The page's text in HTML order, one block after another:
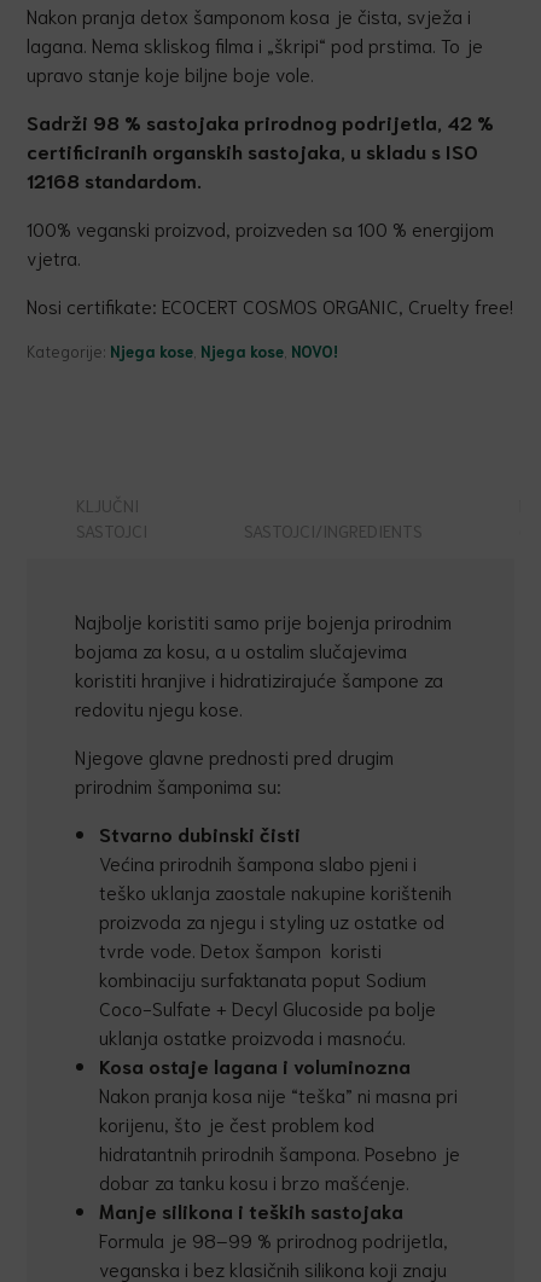
Nakon pranja detox šamponom kosa je čista, svježa i
lagana. Nema skliskog filma i „škripi“ pod prstima. To je
upravo stanje koje biljne boje vole.
Sadrži 98 % sastojaka prirodnog podrijetla, 42 %
certificiranih organskih sastojaka, u skladu s ISO
12168 standardom.
100% veganski proizvod, proizveden sa 100 % energijom
vjetra.
Nosi certifikate: ECOCERT COSMOS ORGANIC, Cruelty free!
Kategorije: Njega kose Njega kose NOVO!
KLJUČNI
SASTOJCI
SASTOJCI/INGREDIENTS
Najbolje koristiti samo prije bojenja prirodnim
bojama za kosu, a u ostalim slučajevima
koristiti hranjive i hidratizirajuće šampone za
redovitu njegu kose.
Njegove glavne prednosti pred drugim
prirodnim šamponima su:
Stvarno dubinskičisti
Većina prirodnih šampona slabo pjeni i
teško uklanja zaostale nakupine korištenih
proizvoda za njegu i styling uz ostatke od
tvrde vode. Detox šampon koristi
kombinaciju surfaktanata poput Sodium
Coco-Sulfate + Decyl Glucoside pa bolje
uklanja ostatke proizvoda i masnoću.
Kosa ostaje lagana i voluminozna
Nakon pranja kosa nije “teška” ni masna pri
korijenu, što je čest problem kod
hidratantnih prirodnih šampona. Posebno je
dobar za tanku kosu i brzo mašćenje.
Manje silikona i teških sastojaka
Formula je 98–99 % prirodnog podrijetla,
veganska i bez klasičnih silikona koji znaju